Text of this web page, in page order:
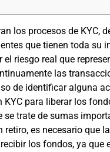
los procesos de KYC,
que tienen toda su
el riesgo real que
las
de identificar alguna
para liberar los
se trate de sumas
retiro, es necesario que
los fondos, ya